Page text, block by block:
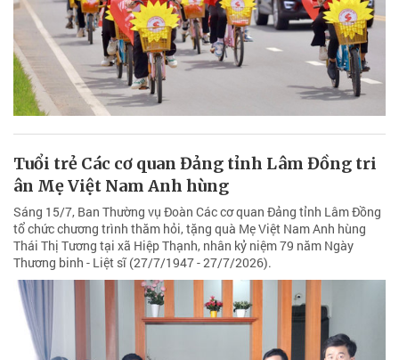
Tuổi trẻ Các cơ quan Đảng tỉnh Lâm Đồng tri
ân Mẹ Việt Nam Anh hùng
Sáng 15/7, Ban Thường vụ Đoàn Các cơ quan Đảng tỉnh Lâm Đồng
tổ chức chương trình thăm hỏi, tặng quà Mẹ Việt Nam Anh hùng
Thái Thị Tương tại xã Hiệp Thạnh, nhân kỷ niệm 79 năm Ngày
Thương binh - Liệt sĩ (27/7/1947 - 27/7/2026).